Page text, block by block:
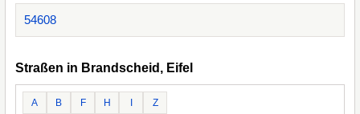
54608
Straßen in Brandscheid, Eifel
A B F H Z